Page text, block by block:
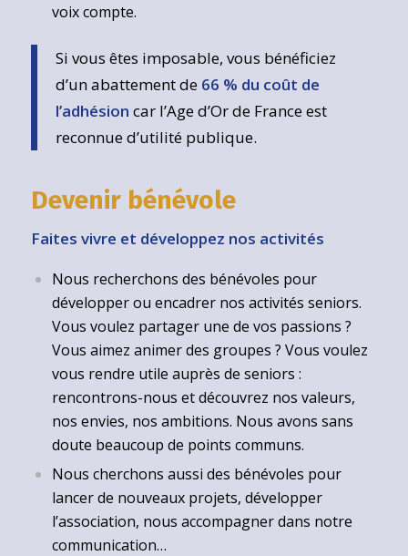
voix compte.
Si vous êtes imposable, vous bénéficiez
d’un abattement de 66 % du coût de
l’adhésion car l’Age d’Or de France est
reconnue d’utilité publique.
Devenir bénévole
Faites vivre et développez nos activités
Nous recherchons des bénévoles pour
développer ou encadrer nos activités seniors.
Vous voulez partager une de vos passions ?
Vous aimez animer des groupes ? Vous voulez
vous rendre utile auprès de seniors :
rencontrons-nous et découvrez nos valeurs,
nos envies, nos ambitions. Nous avons sans
doute beaucoup de points communs.
Nous cherchons aussi des bénévoles pour
lancer de nouveaux projets, développer
l’association, nous accompagner dans notre
communication…